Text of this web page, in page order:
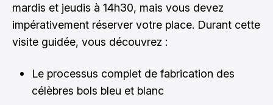
mardis et jeudis à 14h30, mais vous devez
impérativement réserver votre place. Durant cette
visite guidée, vous découvrez :
Le processus complet de fabrication des
célèbres bols bleu et blanc